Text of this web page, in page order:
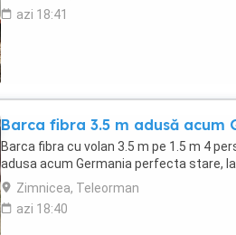
azi 18:41
Barca fibra 3.5 m adusă acum
Barca fibra cu volan 3.5 m pe 1.5 m 4
adusa acum Germania perfecta stare,
Zimnicea, Teleorman
azi 18:40